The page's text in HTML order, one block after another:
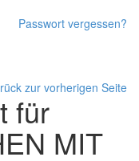
Passwort vergessen?
zur vorherigen Seite
für
MIT